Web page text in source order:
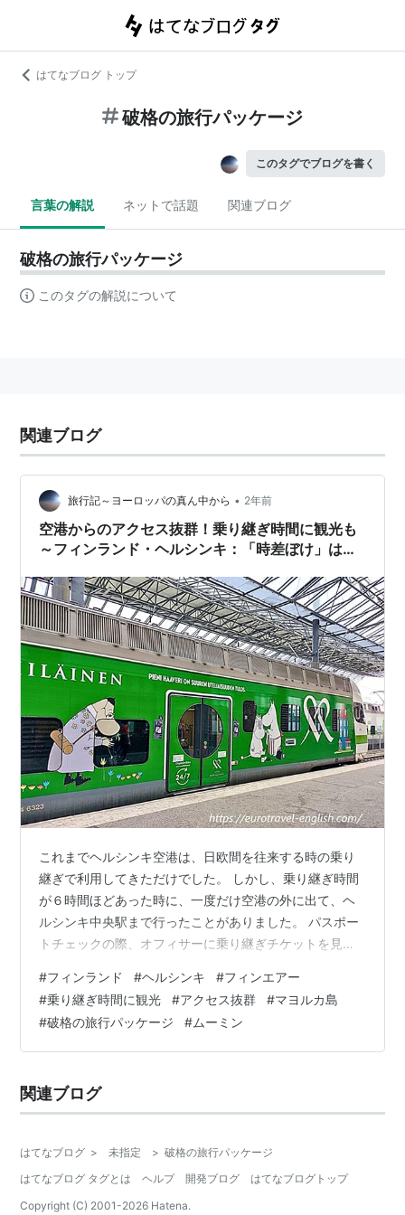
はてなブログ トップ
破格の旅行パッケージ
このタグでブログを書く
言葉の解説 ネットで話題 関連ブログ
破格の旅行パッケージ
このタグの解説について
関連ブログ
旅行記～ヨーロッパの真ん中から • 2年前
空港からのアクセス抜群！乗り継ぎ時間に観光も
～フィンランド・ヘルシンキ：「時差ぼけ」は英
これまでヘルシンキ空港は、日欧間を往来する時の乗り
継ぎで利用してきただけでした。 しかし、乗り継ぎ時間
が６時間ほどあった時に、一度だけ空港の外に出て、ヘ
ルシンキ中央駅まで行ったことがありました。 パスポー
トチェックの際、オフィサーに乗り継ぎチケットを見せ
す。 入国後はそのまま出口（EXIT）に向かえば、空港か
ら出ることができます。 市内へは電車とバスが利用でき
ますが、空港地下から出発する電車の方が色々とわかり
やすいかもしれません。 ヘルシンキ空港からヘルシンキ
へのアクセスは抜群に良いです。 さ…
#フィンランド #ヘルシンキ #フィンエアー
#乗り継ぎ時間に観光 #アクセス抜群 #マヨルカ島
#破格の旅行パッケージ #ムーミン
関連ブログ
はてなブログ > 未指定 > 破格の旅行パッケージ
はてなブログ タグとは
ヘルプ 開発ブログ
はてなブログトップ
Copyright (C) 2001-2026 Hatena.